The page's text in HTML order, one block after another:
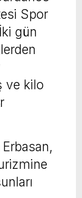
Spor
gün
ve kilo